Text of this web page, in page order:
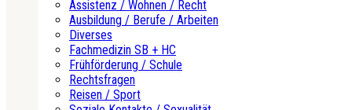
Assistenz / Wohnen / Recht
Ausbildung / Berufe / Arbeiten
Diverses
Fachmedizin SB + HC
Frühförderung / Schule
Rechtsfragen
Reisen / Sport